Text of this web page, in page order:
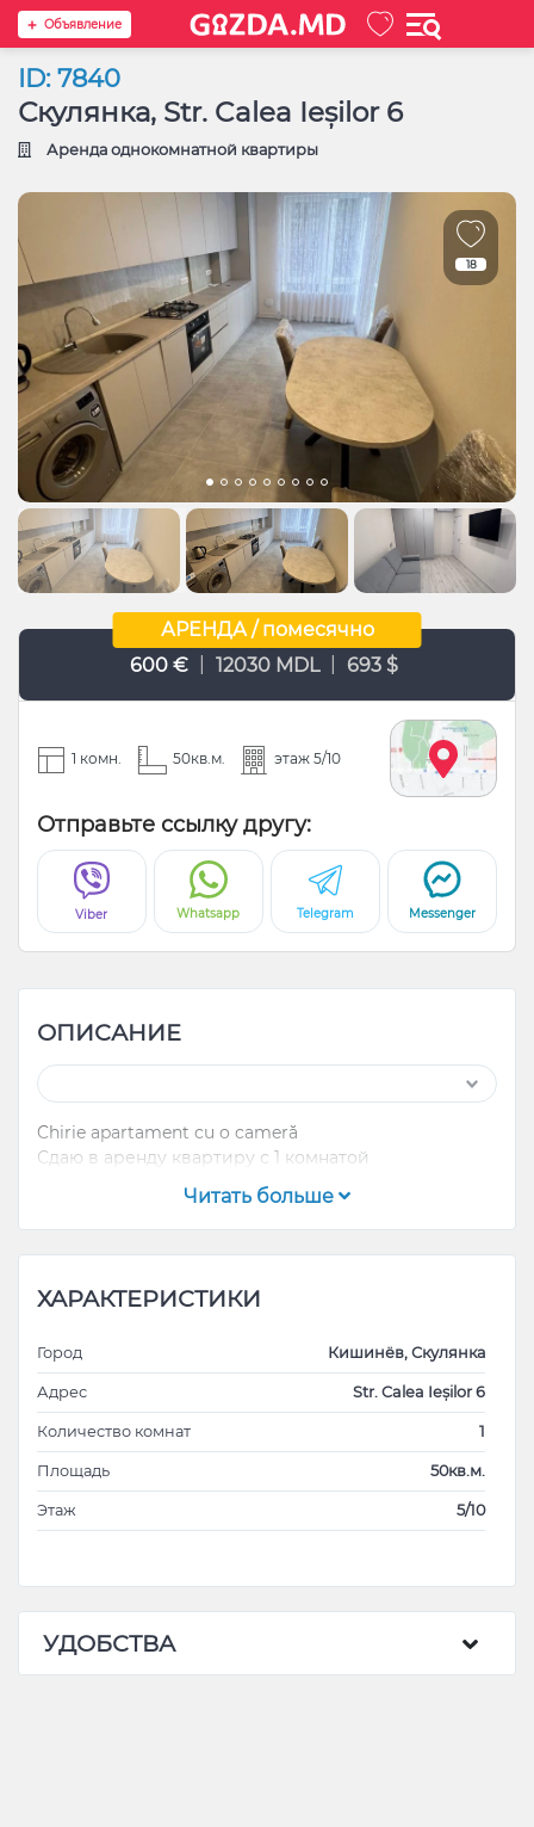
Oбъявление
ID: 7840
Скулянка, Str. Calea Ieșilor 6
Аренда однокомнатной квартиры
18
АРЕНДА / помесячно
600 €
12030 MDL 693 $
1 комн. 50кв.м. этаж 5/10
Отправьте ссылку другу:
Viber Whatsapp Telegram Messenger
ОПИСАНИЕ
Chirie apartament cu o cameră
Сдаю в аренду квартиру с 1 комнатой
Читать больше
ХАРАКТЕРИСТИКИ
Город Кишинёв, Скулянка
Адрес Str. Calea Ieșilor 6
Количество комнат 1
Площадь 50кв.м.
Этаж 5/10
УДОБСТВА